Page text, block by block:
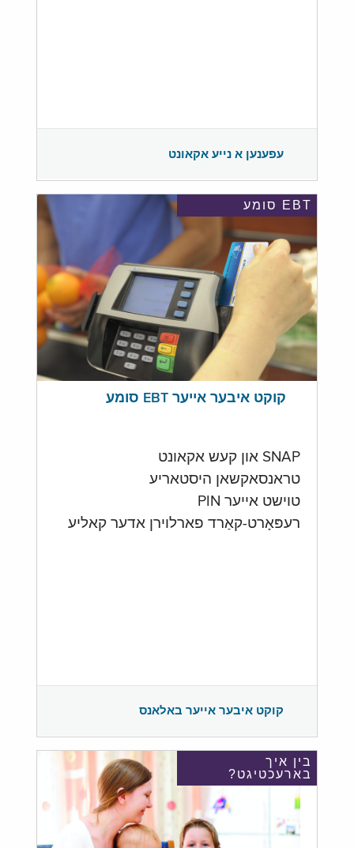
עפענען א נייע אקאונט
EBT סומע
קוקט איבער אייער EBT סומע
SNAP און קעש אקאונט
טראנסאקשאן היסטאריע
טוישט אייער PIN
רעפּאָרט-קאַרד פארלוירן אדער קאליע
קוקט איבער אייער באלאנס
בין איך
בארעכטיגט?